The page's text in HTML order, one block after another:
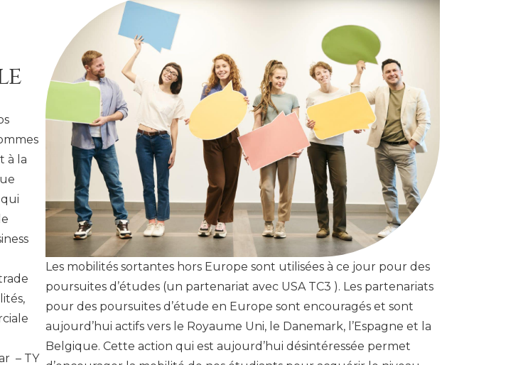
à la
– TY
Les mobilités sortantes hors Europe sont utilisées à ce jour pour des
poursuites d’études (un partenariat avec USA TC3 ). Les partenariats
pour des poursuites d’étude en Europe sont encouragés et sont
aujourd’hui actifs vers le Royaume Uni, le Danemark, l’Espagne et la
Belgique. Cette action qui est aujourd’hui désintéressée permet